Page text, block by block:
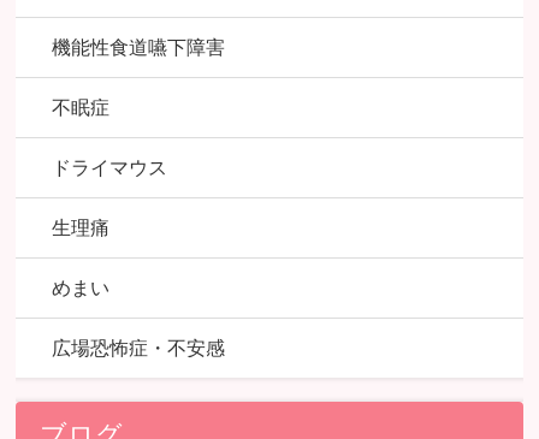
機能性食道嚥下障害
不眠症
ドライマウス
生理痛
めまい
広場恐怖症・不安感